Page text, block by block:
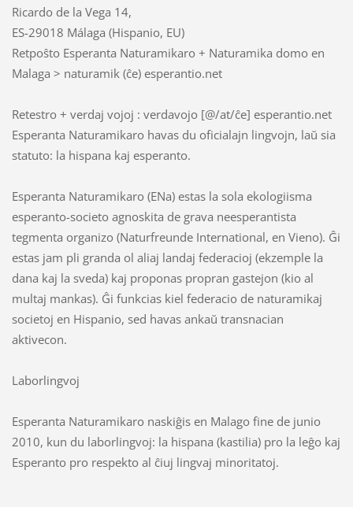
Ricardo de la Vega 14,
ES-29018 Málaga (Hispanio, EU)
Retpoŝto Esperanta Naturamikaro + Naturamika domo en
Malaga > naturamik (ĉe) esperantio.net
Retestro + verdaj vojoj : verdavojo [@/at/ĉe] esperantio.net
Esperanta Naturamikaro havas du oficialajn lingvojn, laŭ sia
statuto: la hispana kaj esperanto.
Esperanta Naturamikaro (ENa) estas la sola ekologiisma
esperanto-societo agnoskita de grava neesperantista
tegmenta organizo (Naturfreunde International, en Vieno). Ĝi
estas jam pli granda ol aliaj landaj federacioj (ekzemple la
dana kaj la sveda) kaj proponas propran gastejon (kio al
multaj mankas). Ĝi funkcias kiel federacio de naturamikaj
societoj en Hispanio, sed havas ankaŭ transnacian
aktivecon.
Laborlingvoj
Esperanta Naturamikaro naskiĝis en Malago fine de junio
2010, kun du laborlingvoj: la hispana (kastilia) pro la leĝo kaj
Esperanto pro respekto al ĉiuj lingvaj minoritatoj.